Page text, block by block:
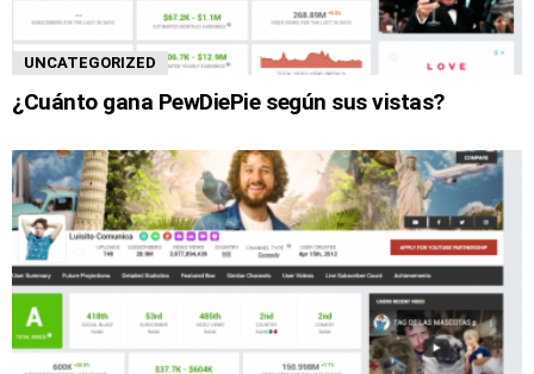
UNCATEGORIZED
¿Cuánto gana PewDiePie según sus vistas?